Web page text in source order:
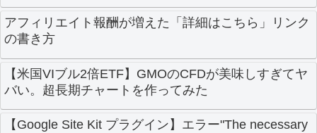
アフィリエイト報酬が増えた「詳細はこちら」リンク
の書き方
【米国VIブル2倍ETF】GMOのCFDが美味しすぎてヤ
バい。超長期チャートを作ってみた
【Google Site Kit プラグイン】エラー"The necessary